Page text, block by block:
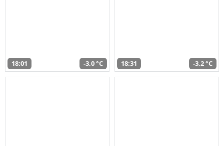
18:01 -3,0 °C 18:31 -3,2 °C